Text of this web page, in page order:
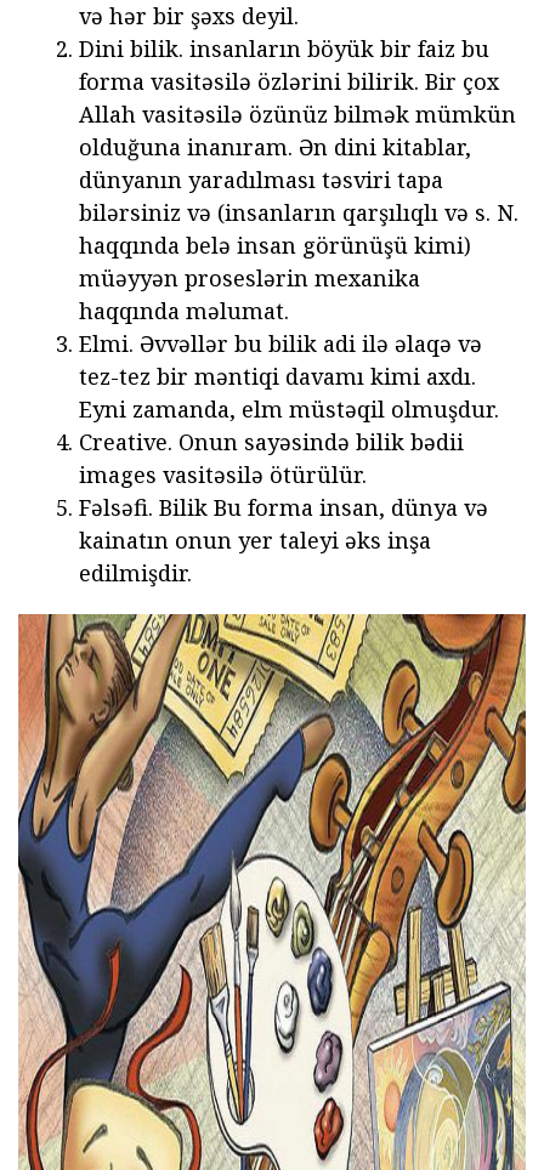
və hər bir şəxs deyil.
Dini bilik. insanların böyük bir faiz bu
forma vasitəsilə özlərini bilirik. Bir çox
Allah vasitəsilə özünüz bilmək mümkün
olduğuna inanıram. Ən dini kitablar,
dünyanın yaradılması təsviri tapa
bilərsiniz və (insanların qarşılıqlı və s. N.
haqqında belə insan görünüşü kimi)
müəyyən proseslərin mexanika
haqqında məlumat.
Elmi. Əvvəllər bu bilik adi ilə əlaqə və
tez-tez bir məntiqi davamı kimi axdı.
Eyni zamanda, elm müstəqil olmuşdur.
Creative. Onun sayəsində bilik bədii
images vasitəsilə ötürülür.
Fəlsəfi. Bilik Bu forma insan, dünya və
kainatın onun yer taleyi əks inşa
edilmişdir.
ad